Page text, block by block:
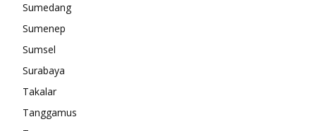
Sumedang
Sumenep
Sumsel
Surabaya
Takalar
Tanggamus